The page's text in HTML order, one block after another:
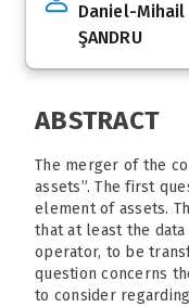
Daniel-Mihail
ŞANDRU
ABSTRACT
The merger of the
assets”. The first
element of assets.
that at least the data
operator, to be
question concerns
to consider